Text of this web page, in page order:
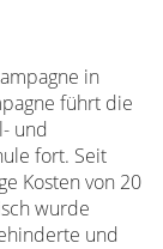
in
führt die
und
fort. Seit
Kosten von 20
wurde
und